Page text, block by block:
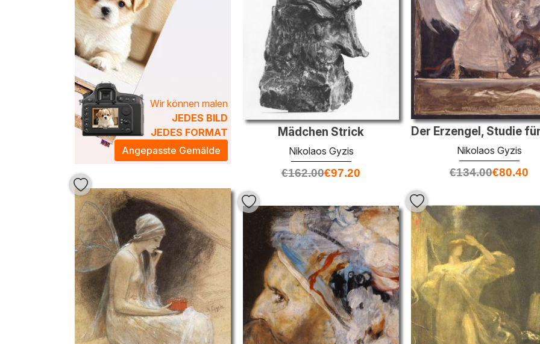
Wir können malen
JEDES BILD
JEDES FORMAT
Angepasste Gemälde
Mädchen Strick
Nikolaos Gyzis
€162.00€97.20
Nikolaos Gyzis
€134.00€80.40